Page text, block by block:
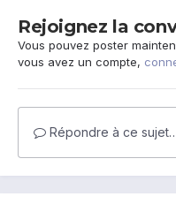
Rejoignez la
Vous pouvez poster
vous avez un compte,
Répondre à ce